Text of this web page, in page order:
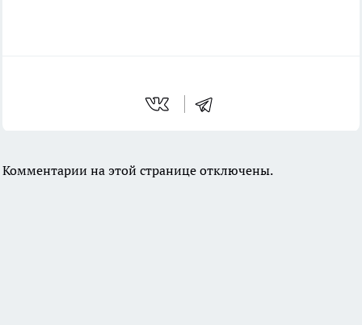
Комментарии на этой странице отключены.